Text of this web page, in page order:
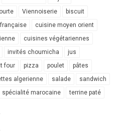
Viennoiserie
biscuit
cuisine moyen orient
cuisines végétariennes
invités choumicha
jus
four pizza poulet
pâtes
algerienne salade
sandwich
spécialité marocaine terrine paté